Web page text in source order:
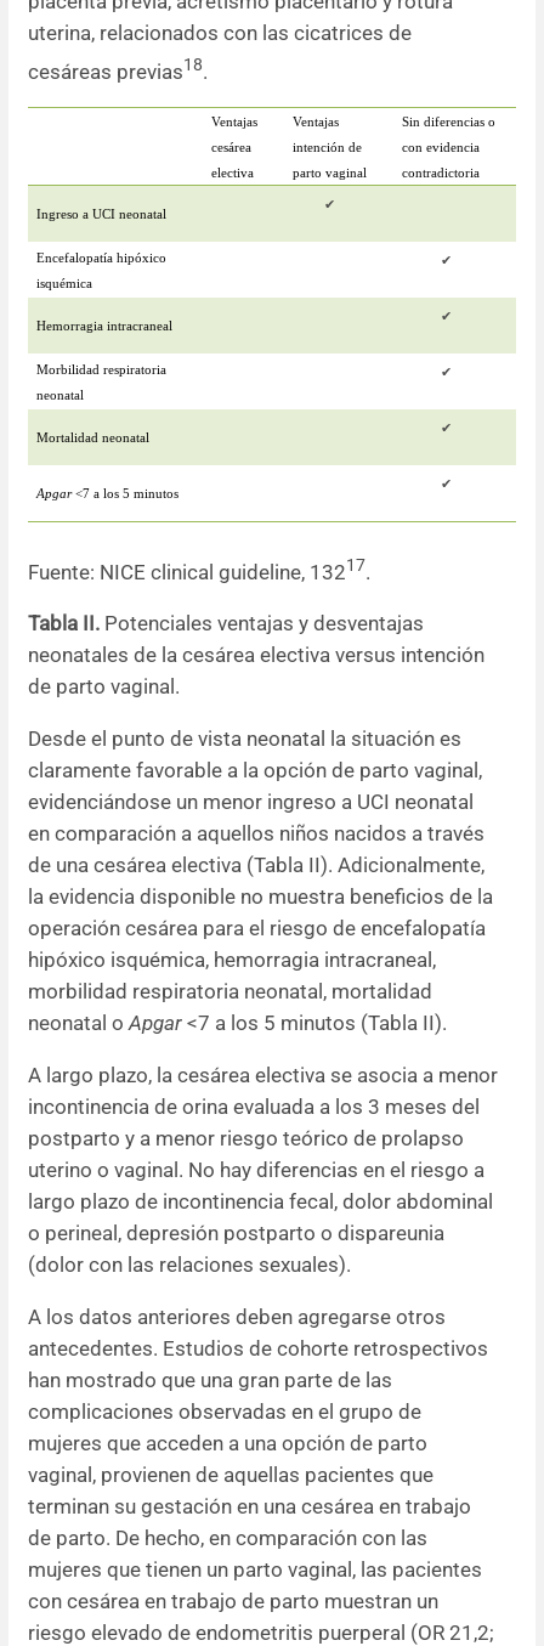
uterina, relacionados con las cicatrices de
cesáreas previas18.
Ventajas
cesárea
electiva
Ventajas
intención de
parto vaginal
Sin diferencias o
con evidencia
contradictoria
Ingreso a UCI neonatal
✔
Encefalopatía hipóxico
isquémica
✔
Hemorragia intracraneal
✔
Morbilidad respiratoria
neonatal
✔
Mortalidad neonatal
✔
Apgar<7 a los 5 minutos
✔
Fuente: NICE clinical guideline, 13217.
Tabla II. Potenciales ventajas y desventajas
neonatales de la cesárea electiva versus intención
de parto vaginal.
Desde el punto de vista neonatal la situación es
claramente favorable a la opción de parto vaginal,
evidenciándose un menor ingreso a UCI neonatal
en comparación a aquellos niños nacidos a través
de una cesárea electiva (Tabla II). Adicionalmente,
la evidencia disponible no muestra beneficios de la
operación cesárea para el riesgo de encefalopatía
hipóxico isquémica, hemorragia intracraneal,
morbilidad respiratoria neonatal, mortalidad
neonatal oApgar <7 a los 5 minutos (Tabla II).
A largo plazo, la cesárea electiva se asocia a menor
incontinencia de orina evaluada a los 3 meses del
postparto y a menor riesgo teórico de prolapso
uterino o vaginal. No hay diferencias en el riesgo a
largo plazo de incontinencia fecal, dolor abdominal
o perineal, depresión postparto o dispareunia
(dolor con las relaciones sexuales).
A los datos anteriores deben agregarse otros
antecedentes. Estudios de cohorte retrospectivos
han mostrado que una gran parte de las
complicaciones observadas en el grupo de
mujeres que acceden a una opción de parto
vaginal, provienen de aquellas pacientes que
terminan su gestación en una cesárea en trabajo
de parto. De hecho, en comparación con las
mujeres que tienen un parto vaginal, las pacientes
con cesárea en trabajo de parto muestran un
riesgo elevado de endometritis puerperal (OR 21,2;